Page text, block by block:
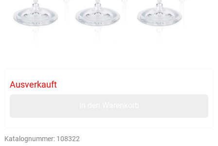
Ausverkauft
Katalognummer: 108322